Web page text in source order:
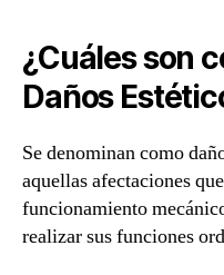
¿Cuáles son
Daños
Se denominan como
aquellas afectaciones
funcionamiento
realizar sus funciones